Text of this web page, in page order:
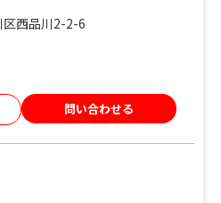
西品川2-2-6
問い合わせる